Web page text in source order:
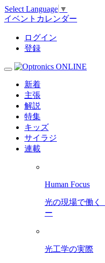
Select Language ▼
イベントカレンダー
ログイン
登録
新着
主張
解説
特集
キッズ
サイラジ
連載
Human Focus
光の現場で働く
ー
光工学の実際